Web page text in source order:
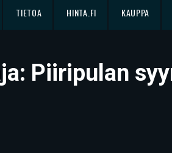
TIETOA HINTA.FI KAUPPA
Piiripulan